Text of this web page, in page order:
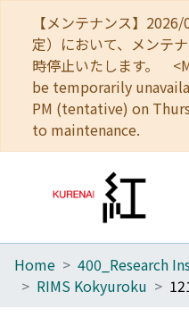
【メンテナンス】
定）において、メンテ
時停止いたします。
be temporarily
PM (tentative) on
to maintenance.
Home
Home
RIMS Kokyuroku